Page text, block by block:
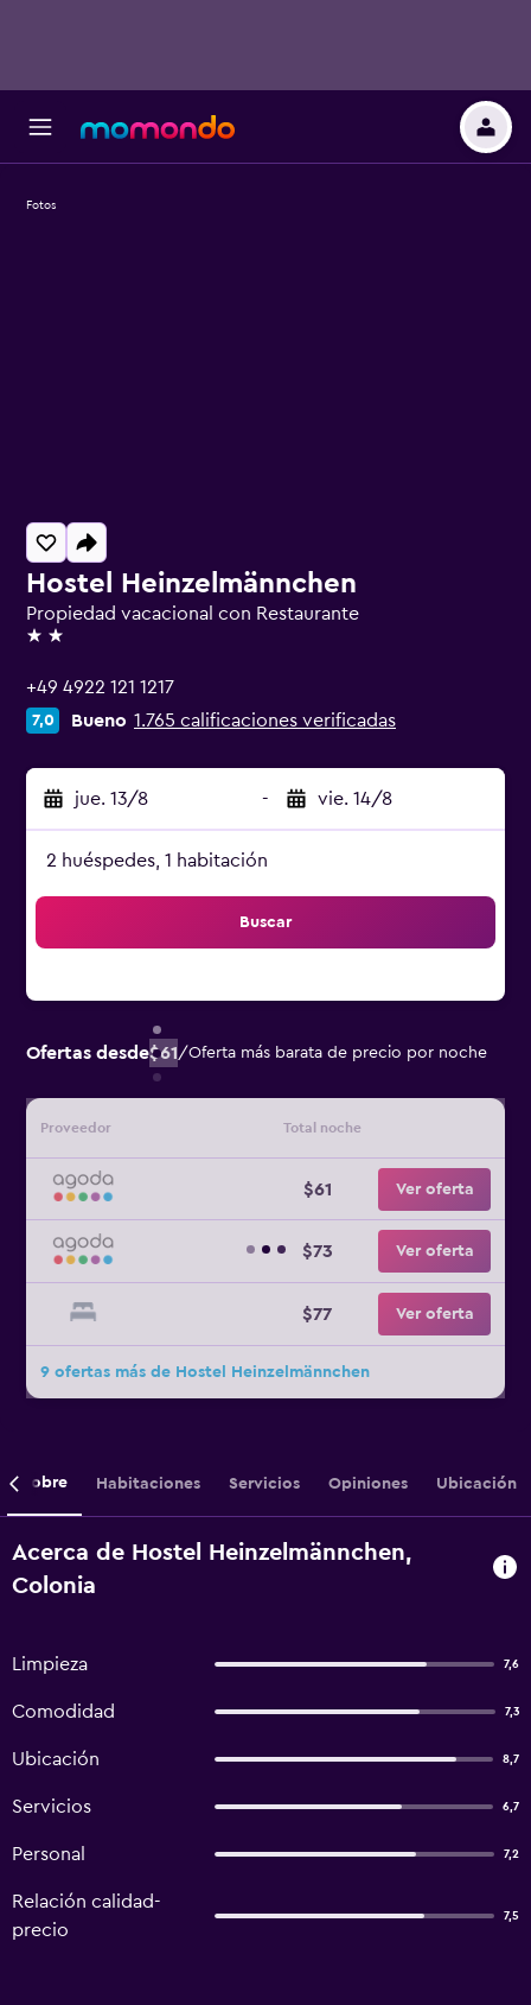
Hostel Heinzelmännchen
Propiedad vacacional con Restaurante
2 estrellas
+49 4922 121 1217
7,0 Bueno 1.765 calificaciones verificadas
jue. 13/8 - vie. 14/8
2 huéspedes, 1 habitación
Buscar
Ofertas desde$61/Oferta más barata de precio por noche
Proveedor Total noche
$61 Ver oferta
$73 Ver oferta
$77 Ver oferta
9 ofertas más de Hostel Heinzelmännchen
Fotos
Sobre Habitaciones Servicios Opiniones Ubicación
Acerca de Hostel Heinzelmännchen,
Colonia
Limpieza 7,6
Comodidad 7,3
Ubicación 8,7
Servicios 6,7
Personal 7,2
Relación calidad-
precio
7,5